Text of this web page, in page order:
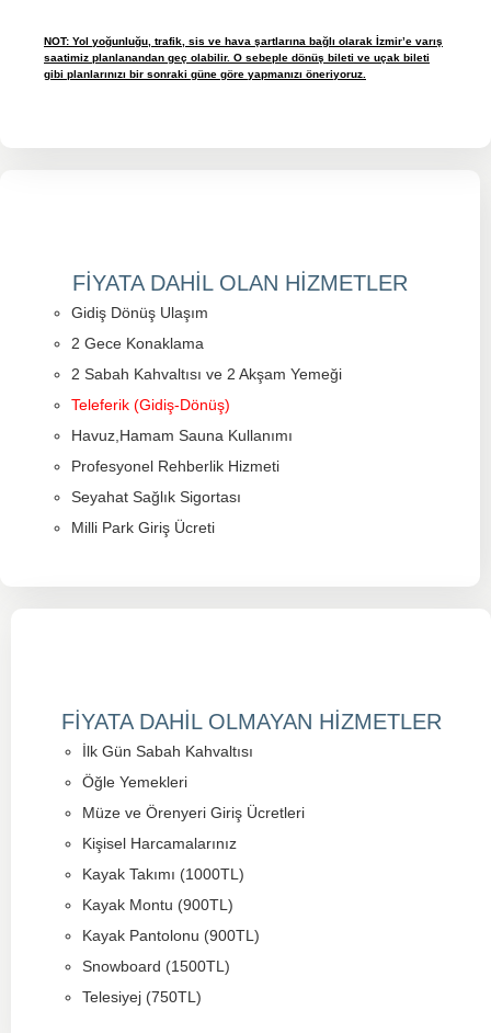
NOT: Yol yoğunluğu, trafik, sis ve hava şartlarına bağlı olarak İzmir’e varış
saatimiz planlanandan geç olabilir. O sebeple dönüş bileti ve uçak bileti
gibi planlarınızı bir sonraki güne göre yapmanızı öneriyoruz.
FİYATA DAHİL OLAN HİZMETLER
Gidiş Dönüş Ulaşım
2 Gece Konaklama
2 Sabah Kahvaltısı ve 2 Akşam Yemeği
Teleferik (Gidiş-Dönüş)
Havuz,Hamam Sauna Kullanımı
Profesyonel Rehberlik Hizmeti
Seyahat Sağlık Sigortası
Milli Park Giriş Ücreti
FİYATA DAHİL OLMAYAN HİZMETLER
İlk Gün Sabah Kahvaltısı
Öğle Yemekleri
Müze ve Örenyeri Giriş Ücretleri
Kişisel Harcamalarınız
Kayak Takımı (1000TL)
Kayak Montu (900TL)
Kayak Pantolonu (900TL)
Snowboard (1500TL)
Telesiyej (750TL)